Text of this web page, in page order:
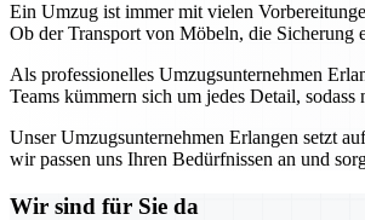
Ein Umzug ist immer mit vielen
Ob der Transport von Möbeln, die Sicherung
Als professionelles Umzugsunternehmen
Teams kümmern sich um jedes Detail,
Unser Umzugsunternehmen Erlangen setzt
wir passen uns Ihren Bedürfnissen an und
Wir sind für Sie da